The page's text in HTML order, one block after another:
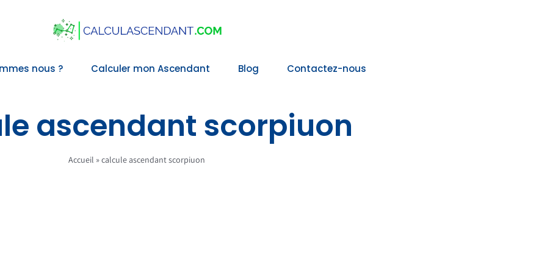
nous ? Calculer mon Ascendant Blog Contactez-nous
ascendant scorpiuon
Accueil »calcule ascendant scorpiuon